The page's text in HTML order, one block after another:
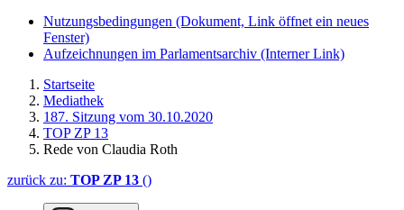
Nutzungsbedingungen (Dokument, Link öffnet ein neues
Fenster)
Aufzeichnungen im Parlamentsarchiv (Interner Link)
Startseite
Mediathek
187. Sitzung vom 30.10.2020
TOP ZP 13
Rede von Claudia Roth
zurück zu: TOP ZP 13 ()